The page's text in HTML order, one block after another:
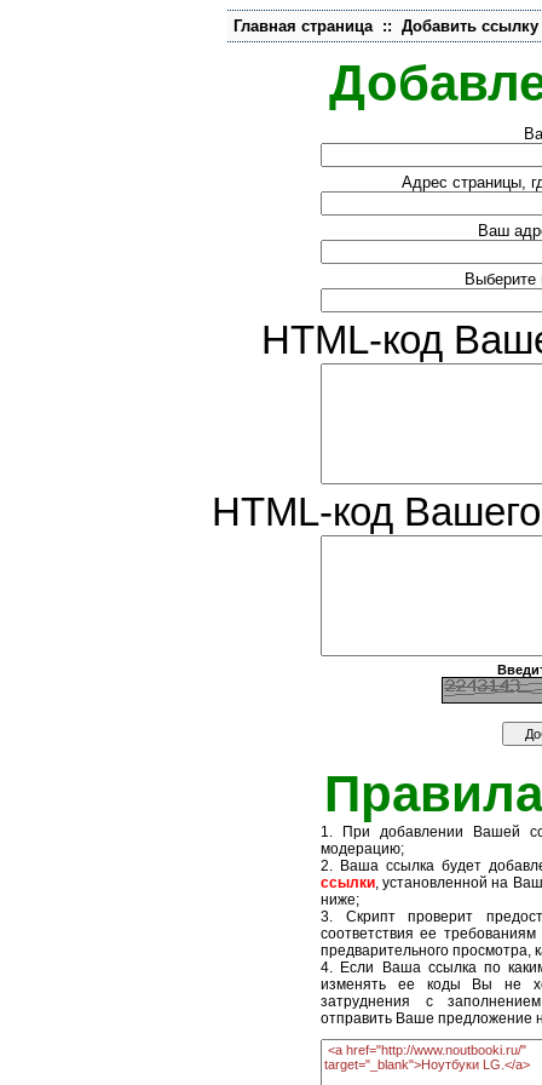
Главная страница:: Добавить ссылку
Адрес страницы,
Ваш
HTML-код
HTML-код
1. При добавлении Вашей
модерацию;
2. Ваша ссылка будет
ссылки, установленной на
ниже;
3. Скрипт проверит
соответствия ее
предварительного просмотра,
4. Если Ваша ссылка по
изменять ее коды Вы не
затруднения с
отправить Ваше предложение